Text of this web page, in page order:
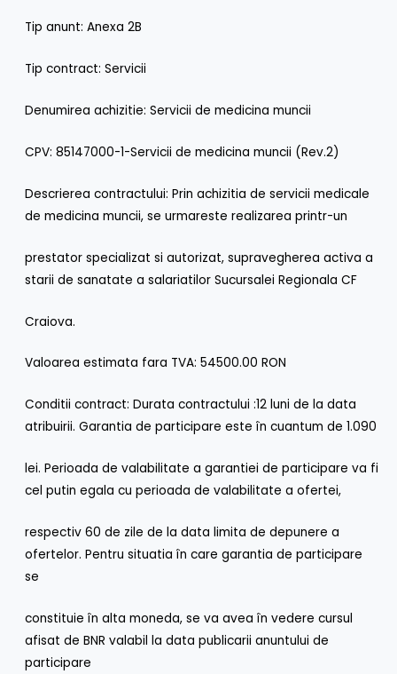
Tip anunt: Anexa 2B
Tip contract: Servicii
Denumirea achizitie: Servicii de medicina muncii
CPV: 85147000-1-Servicii de medicina muncii (Rev.2)
Descrierea contractului: Prin achizitia de servicii medicale
de medicina muncii, se urmareste realizarea printr-un
prestator specializat si autorizat, supravegherea activa a
starii de sanatate a salariatilor Sucursalei Regionala CF
Craiova.
Valoarea estimata fara TVA: 54500.00 RON
Conditii contract: Durata contractului :12 luni de la data
atribuirii. Garantia de participare este în cuantum de 1.090
lei. Perioada de valabilitate a garantiei de participare va fi
cel putin egala cu perioada de valabilitate a ofertei,
respectiv 60 de zile de la data limita de depunere a
ofertelor. Pentru situatia în care garantia de participare
se
constituie în alta moneda, se va avea în vedere cursul
afisat de BNR valabil la data publicarii anuntului de
participare